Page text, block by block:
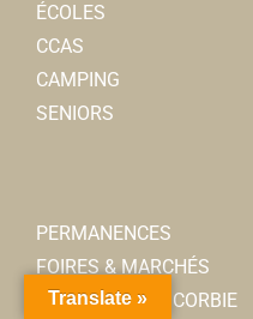
ÉCOLES
CCAS
CAMPING
SENIORS
PERMANENCES
FOIRES & MARCHÉS
AMIS DU VIEUX CORBIE
Translate »